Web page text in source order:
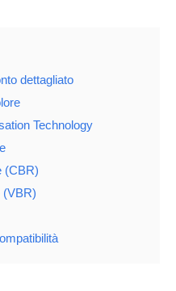
dettagliato
Technology
(CBR)
(VBR)